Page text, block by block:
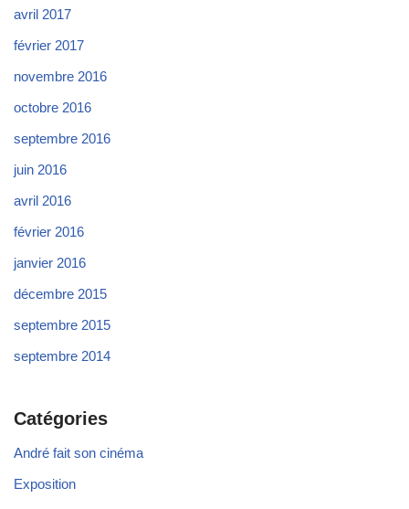
avril 2017
février 2017
novembre 2016
octobre 2016
septembre 2016
juin 2016
avril 2016
février 2016
janvier 2016
décembre 2015
septembre 2015
septembre 2014
Catégories
André fait son cinéma
Exposition